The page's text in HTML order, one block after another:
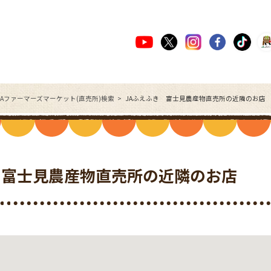
ファーマーズマーケット(直売所)検索 JAふえふき 富士見農産物直売所の近隣のお店
士見農産物直売所の近隣のお店